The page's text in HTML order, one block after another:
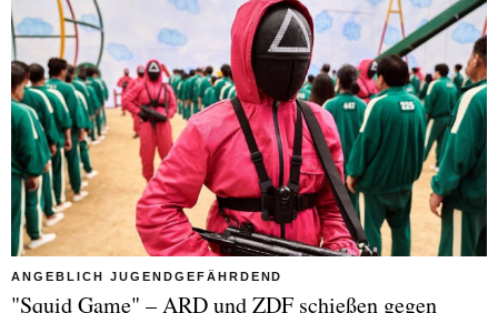
ANGEBLICH JUGENDGEFÄHRDEND
"Squid Game" – ARD und ZDF schießen gegen